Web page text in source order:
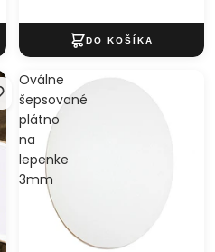
Oválne
šepsované
plátno
na
lepenke
3mm